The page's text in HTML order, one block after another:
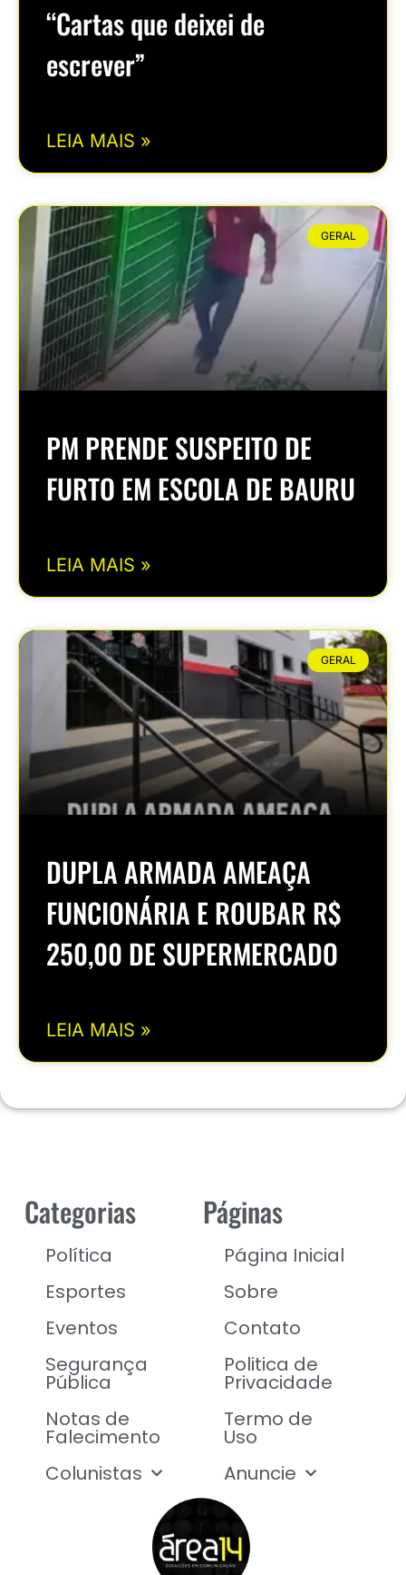
“Cartas que deixei de
escrever”
LEIA MAIS »
GERAL
PM PRENDE SUSPEITO DE
FURTO EM ESCOLA DE BAURU
LEIA MAIS »
GERAL
DUPLA ARMADA AMEAÇA
FUNCIONÁRIA E ROUBAR R$
250,00 DE SUPERMERCADO
LEIA MAIS »
Categorias
Política
Esportes
Eventos
Segurança
Pública
Notas de
Falecimento
Colunistas
Páginas
Página Inicial
Sobre
Contato
Politica de
Privacidade
Termo de
Uso
Anuncie